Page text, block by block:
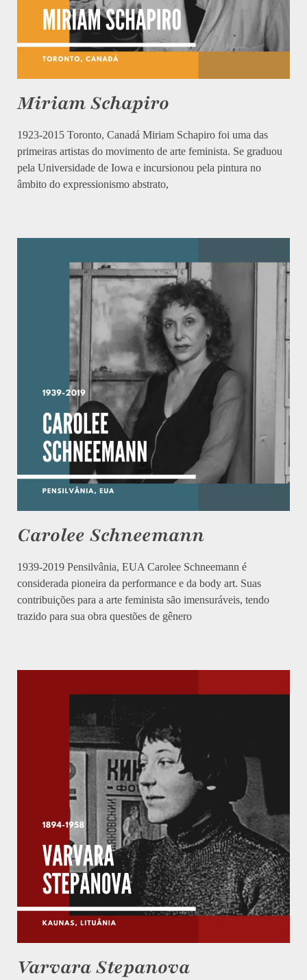
Miriam Schapiro
1923-2015 Toronto, Canadá Miriam Schapiro foi uma das
primeiras artistas do movimento de arte feminista. Se graduou
pela Universidade de Iowa e incursionou pela pintura no
âmbito do expressionismo abstrato,
Carolee Schneemann
1939-2019 Pensilvânia, EUA Carolee Schneemann é
considerada pioneira da performance e da body art. Suas
contribuições para a arte feminista são imensuráveis, tendo
trazido para sua obra questões de gênero
Varvara Stepanova